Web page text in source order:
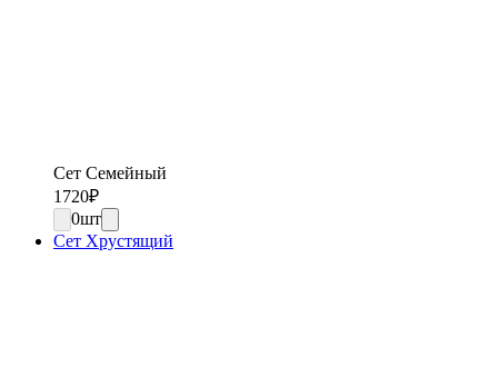
Сет Семейный
1720₽
0шт
Сет Хрустящий